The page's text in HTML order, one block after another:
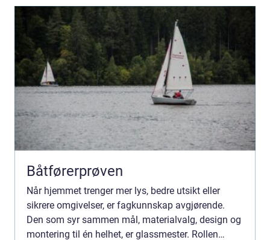
Båtførerprøven
Når hjemmet trenger mer lys, bedre utsikt eller
sikrere omgivelser, er fagkunnskap avgjørende.
Den som syr sammen mål, materialvalg, design og
montering til én helhet, er glassmester. Rollen